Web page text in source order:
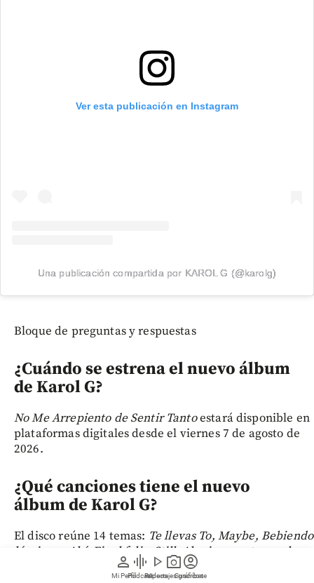
person
Mi Perfil
graphic_eq
Pódcast
play_arrow
Videos
photo_camera
Reportajes gráficos
account_circle
Suscríbete
Ver esta publicación en Instagram
Una publicación compartida por KAROL G (@karolg)
Bloque de preguntas y respuestas
¿Cuándo se estrena el nuevo álbum
de Karol G?
No Me Arrepiento de Sentir Tantoestará disponible en
plataformas digitales desde el viernes 7 de agosto de
2026.
¿Qué canciones tiene el nuevo
álbum de Karol G?
El disco reúne 14 temas: Te llevas To, Maybe, Bebiendo
lágrimas, Ahí, Final feliz, Still, Alguien que te amaba,
Matadora, For U My Love, Si lo ven, Bby Wow, ¿Con